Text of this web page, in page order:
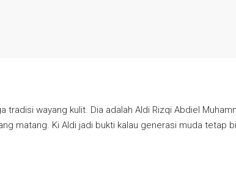
wayang kulit. Dia adalah Aldi Rizqi Abdiel
matang. Ki Aldi jadi bukti kalau generasi muda tetap